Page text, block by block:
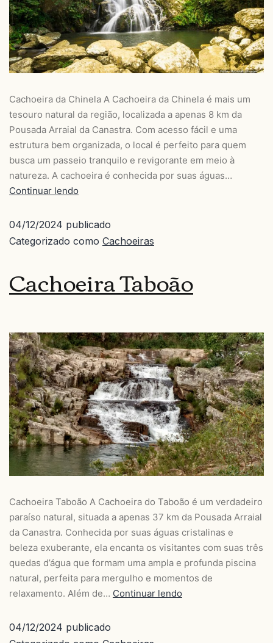
Cachoeira da Chinela A Cachoeira da Chinela é mais um
tesouro natural da região, localizada a apenas 8 km da
Pousada Arraial da Canastra. Com acesso fácil e uma
estrutura bem organizada, o local é perfeito para quem
busca um passeio tranquilo e revigorante em meio à
natureza. A cachoeira é conhecida por suas águas…
Continuar lendo
04/12/2024 publicado
Categorizado como Cachoeiras
Cachoeira Taboão
Cachoeira Taboão A Cachoeira do Taboão é um verdadeiro
paraíso natural, situada a apenas 37 km da Pousada Arraial
da Canastra. Conhecida por suas águas cristalinas e
beleza exuberante, ela encanta os visitantes com suas três
quedas d’água que formam uma ampla e profunda piscina
natural, perfeita para mergulho e momentos de
relaxamento. Além de… Continuar lendo
04/12/2024 publicado